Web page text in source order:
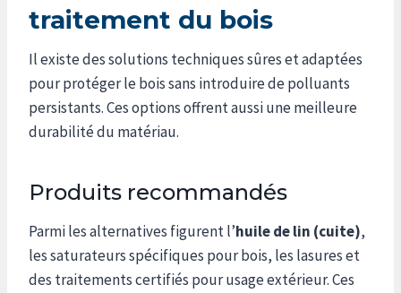
traitement du bois
Il existe des solutions techniques sûres et adaptées
pour protéger le bois sans introduire de polluants
persistants. Ces options offrent aussi une meilleure
durabilité du matériau.
Produits recommandés
Parmi les alternatives figurent l’huile de lin (cuite),
les saturateurs spécifiques pour bois, les lasures et
des traitements certifiés pour usage extérieur. Ces